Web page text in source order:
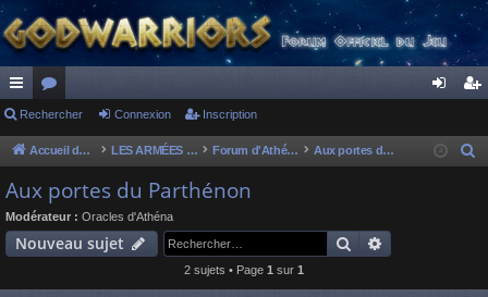
ac
co
ur
ci
or
u
s
ne cri
Rechercher Connexion Inscription
Accueil du forum LES ARMÉES DIVINES - FORUMS DE CLAN Forum d'Athéna Aux portes du Parthénon
c
Aux portes du Parthénon
Modérateur : Oracles d'Athéna
Nouveau sujet Rechercher
2 sujets • Page 1 sur 1